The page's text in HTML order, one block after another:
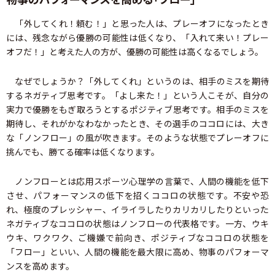
「外してくれ！頼む！」と思った人は、プレーオフになったとき
には、残念ながら優勝の可能性は低くなり、「入れて来い！プレー
オフだ！」と考えた人の方が、優勝の可能性は高くなるでしょう。
なぜでしょうか？「外してくれ」というのは、相手のミスを期待
するネガティブ思考です。「よし来た！」という人こそが、自分の
実力で優勝をもぎ取ろうとするポジティブ思考です。相手のミスを
期待し、それがかなわなかったとき、その選手のココロには、大き
な「ノンフロー」の風が吹きます。そのような状態でプレーオフに
挑んでも、勝てる確率は低くなります。
ノンフローとは応用スポーツ心理学の言葉で、人間の機能を低下
させ、パフォーマンスの低下を招くココロの状態です。不安や恐
れ、極度のプレッシャー、イライラしたりカリカリしたりといった
ネガティブなココロの状態はノンフローの代表格です。一方、ウキ
ウキ、ワクワク、ご機嫌で前向き、ポジティブなココロの状態を
「フロー」といい、人間の機能を最大限に高め、物事のパフォーマ
ンスを高めます。